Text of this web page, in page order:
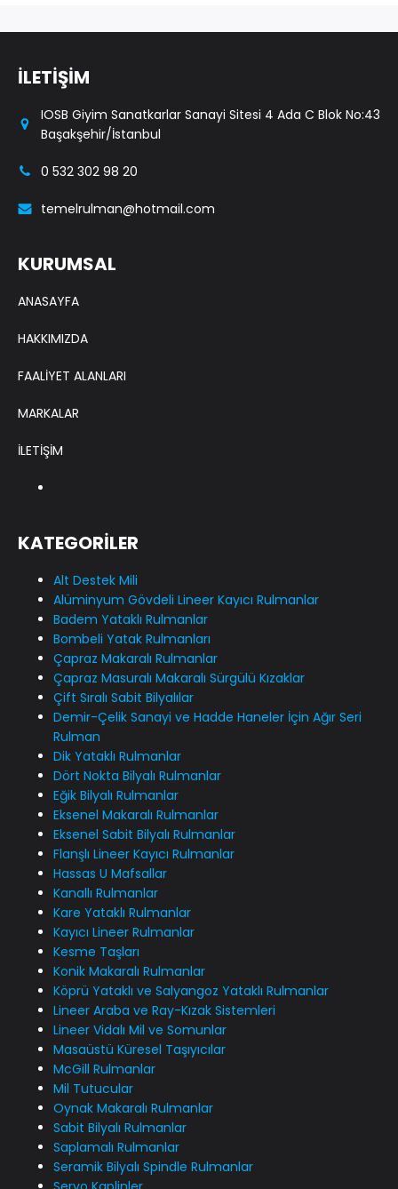
İLETİŞİM
IOSB Giyim Sanatkarlar Sanayi Sitesi 4 Ada C Blok No:43
Başakşehir/İstanbul
0 532 302 98 20
temelrulman@hotmail.com
KURUMSAL
ANASAYFA
HAKKIMIZDA
FAALİYET ALANLARI
MARKALAR
İLETİŞİM
KATEGORİLER
Alt Destek Mili
Alüminyum Gövdeli Lineer Kayıcı Rulmanlar
Badem Yataklı Rulmanlar
Bombeli Yatak Rulmanları
Çapraz Makaralı Rulmanlar
Çapraz Masuralı Makaralı Sürgülü Kızaklar
Çift Sıralı Sabit Bilyalılar
Demir-Çelik Sanayi ve Hadde Haneler İçin Ağır Seri
Rulman
Dik Yataklı Rulmanlar
Dört Nokta Bilyalı Rulmanlar
Eğik Bilyalı Rulmanlar
Eksenel Makaralı Rulmanlar
Eksenel Sabit Bilyalı Rulmanlar
Flanşlı Lineer Kayıcı Rulmanlar
Hassas U Mafsallar
Kanallı Rulmanlar
Kare Yataklı Rulmanlar
Kayıcı Lineer Rulmanlar
Kesme Taşları
Konik Makaralı Rulmanlar
Köprü Yataklı ve Salyangoz Yataklı Rulmanlar
Lineer Araba ve Ray-Kızak Sistemleri
Lineer Vidalı Mil ve Somunlar
Masaüstü Küresel Taşıyıcılar
McGill Rulmanlar
Mil Tutucular
Oynak Makaralı Rulmanlar
Sabit Bilyalı Rulmanlar
Saplamalı Rulmanlar
Seramik Bilyalı Spindle Rulmanlar